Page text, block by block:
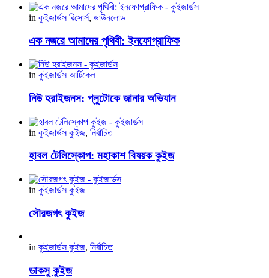
in কুইজার্ডস রিসোর্স, ডাউনলোড
এক নজরে আমাদের পৃথিবী: ইনফোগ্রাফিক
in কুইজার্ডস আর্টিকেল
নিউ হরাইজনস: প্লুটোকে জানার অভিযান
in কুইজার্ডস কুইজ, নির্বাচিত
হাবল টেলিস্কোপ: মহাকাশ বিষয়ক কুইজ
in কুইজার্ডস কুইজ
সৌরজগৎ কুইজ
in কুইজার্ডস কুইজ, নির্বাচিত
ডাকসু কুইজ